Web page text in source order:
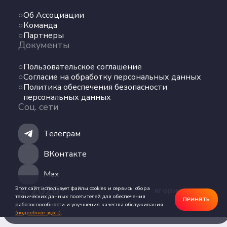
Об Ассоциации
Команда
Партнеры
Документы
Пользовательское соглашение
Согласие на обработку персональных данных
Политика обеспечения безопасности
персональных данных
Соц. сети
Телеграм
ВКонтакте
Max
© 2026 ягоржусь.рус
Команда
Партнеры
Согласие на обработку персональных данных
Политика обеспечения безопасности
персональных данных
сети
Телеграм
ВКонтакте
Max
Этот сайт использует файлы cookies и сервисы сбора
технических данных посетителей для обеспечения
работоспособности и улучшения качества обслуживания
(подробнее здесь).
ПРИНЯТЬ